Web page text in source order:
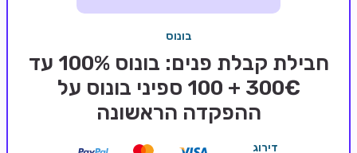
בלאקג'ק אונליין
בונוס
חבילת קבלת פנים: בונוס 100% עד
300€ + 100 ספיני בונוס על
ההפקדה הראשונה
דירוג